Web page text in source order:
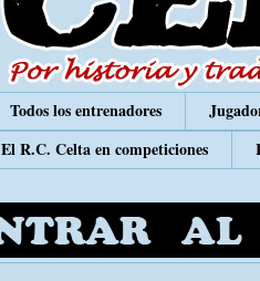
Todos los entrenadores
El R.C. Celta en competiciones